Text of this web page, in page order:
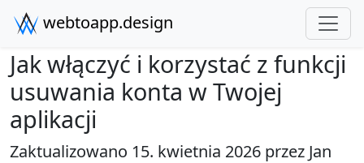
webtoapp.design
Jak włączyć i korzystać z funkcji
usuwania konta w Twojej
aplikacji
Zaktualizowano 15. kwietnia 2026 przez Jan